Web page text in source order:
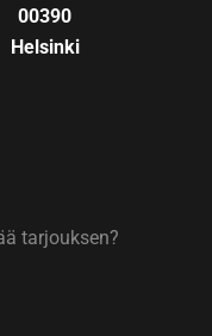
00390
Helsinki
tarjouksen?